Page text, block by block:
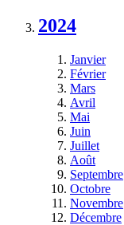
2024
Janvier
Février
Mars
Avril
Mai
Juin
Juillet
Août
Septembre
Octobre
Novembre
Décembre